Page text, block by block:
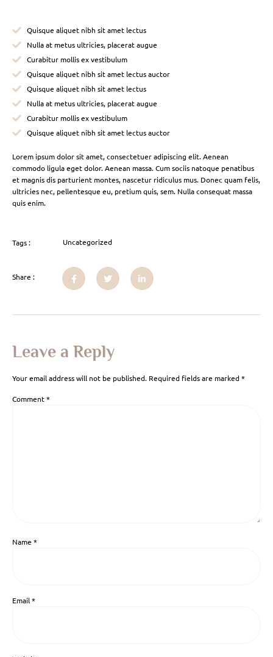
Quisque aliquet nibh sit amet lectus
Nulla at metus ultricies, placerat augue
Curabitur mollis ex vestibulum
Quisque aliquet nibh sit amet lectus auctor
Quisque aliquet nibh sit amet lectus
Nulla at metus ultricies, placerat augue
Curabitur mollis ex vestibulum
Quisque aliquet nibh sit amet lectus auctor
Lorem ipsum dolor sit amet, consectetuer adipiscing elit. Aenean
commodo ligula eget dolor. Aenean massa. Cum sociis natoque penatibus
et magnis dis parturient montes, nascetur ridiculus mus. Donec quam felis,
ultricies nec, pellentesque eu, pretium quis, sem. Nulla consequat massa
quis enim.
Tags : Uncategorized
Share :
Leave a Reply
Your email address will not be published. Required fields are marked*
Comment*
Name *
Email*